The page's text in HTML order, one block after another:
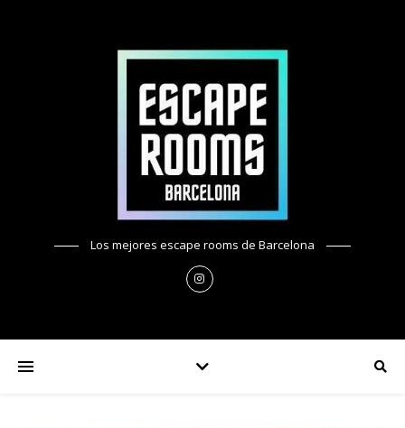
Los mejores escape rooms de Barcelona